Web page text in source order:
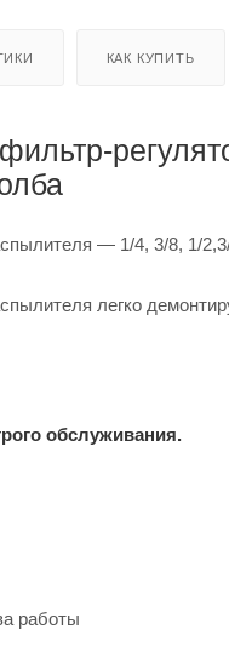
КАК КУПИТЬ
— 1/4, 3/8, 1/
легко
обслуживания.
работы